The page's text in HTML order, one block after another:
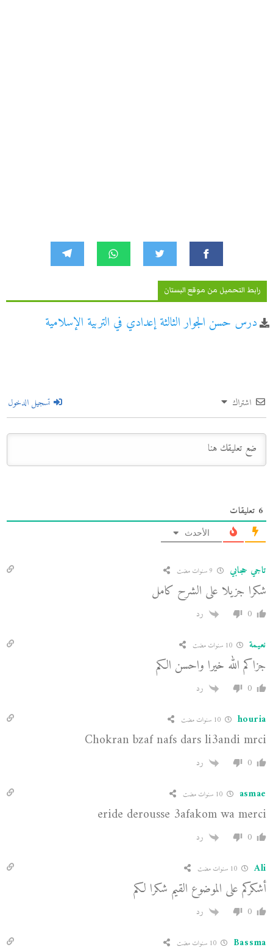
رابط التحميل من موقع البستان
درس حسن الجوار الثالثة إعدادي في التربية الإسلامية
اشتراك تسجيل الدخول
6 تعليقات
الأحدث
تاجي حجابي
شكرا جزيلا على الشرح كامل
0 رد
نعيمة 10 سنوات مضت
جزاكم الله خيرا واحسن الكم
0 رد
houria 10 سنوات مضت
Chokran bzaf nafs dars li3andi mrci
0 رد
asmae 10 سنوات مضت
eride derousse 3afakom wa merci
0 رد
Ali 10 سنوات مضت
أشكركم على الموضوع القيم شكرا لكم
0 رد
Bassma 10 سنوات مضت